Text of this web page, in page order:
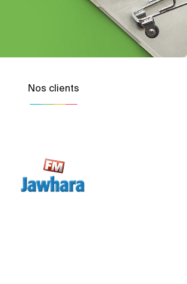
Nos clients